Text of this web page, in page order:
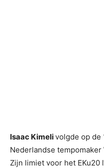
Isaac Kimelivolgde op de
Nederlandse
Zijn limiet voor het EKu20